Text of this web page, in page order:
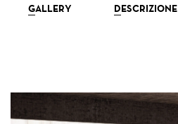
GALLERY DESCRIZIONE